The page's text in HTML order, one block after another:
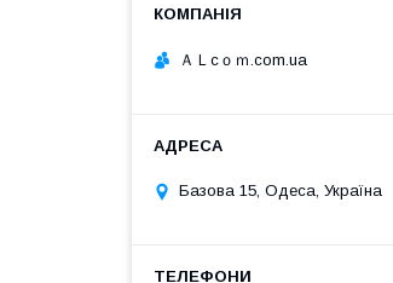
ＡＬcｏｍ.com.ua
Базова 15, Одеса, Україна